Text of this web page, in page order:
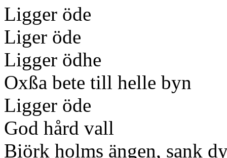
Ligger öde
Liger öde
Ligger ödhe
Oxßa bete till helle byn
Ligger öde
God hård vall
Biörk holms ängen, sank